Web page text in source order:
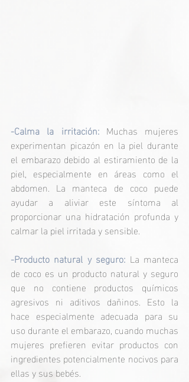
-Calma la irritación: Muchas mujeres
experimentan picazón en la piel durante
el embarazo debido al estiramiento de la
piel, especialmente en áreas como el
abdomen. La manteca de coco puede
ayudar a aliviar este síntoma al
proporcionar una hidratación profunda y
calmar la piel irritada y sensible.
-Producto natural y seguro: La manteca
de coco es un producto natural y seguro
que no contiene productos químicos
agresivos ni aditivos dañinos. Esto la
hace especialmente adecuada para su
uso durante el embarazo, cuando muchas
mujeres prefieren evitar productos con
ingredientes potencialmente nocivos para
ellas y sus bebés.